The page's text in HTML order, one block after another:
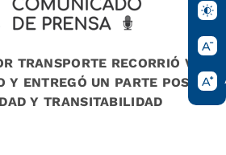
TRANSPORTE RECORRIÓ VÍAS
Y ENTREGÓ UN PARTE POSITIVO
Y TRANSITABILIDAD